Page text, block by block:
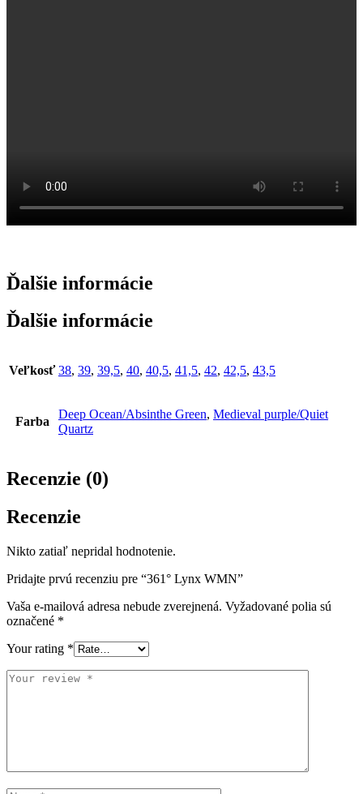
Ďalšie informácie
Ďalšie informácie
Veľkosť 38, 39, 39,5, 40, 40,5, 41,5, 42, 42,5, 43,5
Farba
Deep Ocean/Absinthe Green, Medieval purple/Quiet
Quartz
Recenzie (0)
Recenzie
Nikto zatiaľ nepridal hodnotenie.
Pridajte prvú recenziu pre “361° Lynx WMN”
Vaša e-mailová adresa nebude zverejnená. Vyžadované polia sú
označené *
Your rating *